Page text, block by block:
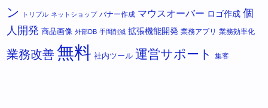
ン
トリプル ネットショップ バナー作成 マウスオーバー ロゴ作成 個
人開発 商品画像 外部DB 手間削減 拡張機能開発 業務アプリ 業務効率化
業務改善無料 社内ツール 運営サポート 集客